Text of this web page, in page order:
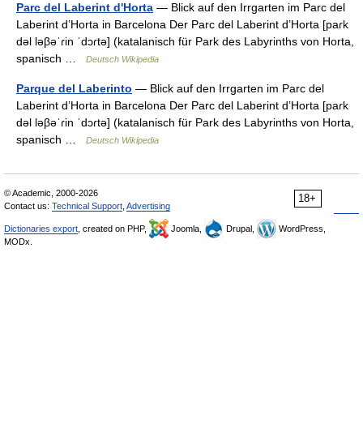
Parc del Laberint d'Horta — Blick auf den Irrgarten im Parc del
Laberint d’Horta in Barcelona Der Parc del Laberint d’Horta [paɾk
dəl ləβəˈɾin ˈdɔɾtə] (katalanisch für Park des Labyrinths von Horta,
spanisch …
Deutsch Wikipedia
Parque del Laberinto — Blick auf den Irrgarten im Parc del
Laberint d’Horta in Barcelona Der Parc del Laberint d’Horta [paɾk
dəl ləβəˈɾin ˈdɔɾtə] (katalanisch für Park des Labyrinths von Horta,
spanisch …
Deutsch Wikipedia
18+
© Academic, 2000-2026
Contact us: Technical Support Advertising
Dictionaries export , created on PHP, Joomla, Drupal,
WordPress,
MODx.